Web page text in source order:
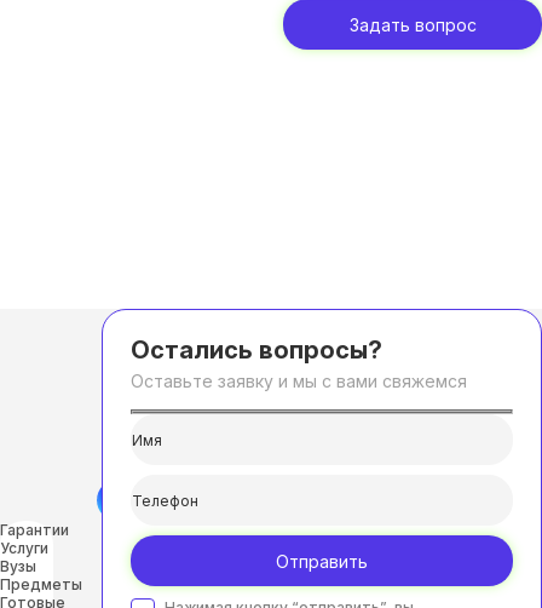
Задать вопрос
Гарантии
Услуги
Вузы
Предметы
Готовые
Остались вопросы?
Оставьте заявку и мы с вами свяжемся
Отправить